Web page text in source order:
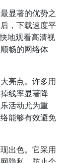
显著的优势之
，下载速度平
地观看高清视
畅的网络体
亮点。许多用
线率显著降
活动尤为重
能够有效避免
出色。它采用